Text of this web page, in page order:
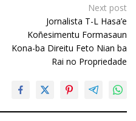
Next post
Jornalista T-L Hasa’e
Koñesimentu Formasaun
Kona-ba Direitu Feto Nian ba
Rai no Propriedade